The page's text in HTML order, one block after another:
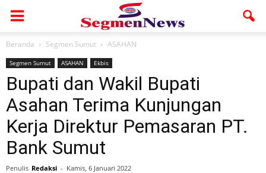
Beranda Segmen Sumut ASAHAN
Segmen Sumut ASAHAN Ekbis
Bupati dan Wakil Bupati
Asahan Terima Kunjungan
Kerja Direktur Pemasaran PT.
Bank Sumut
Penulis Redaksi - Kamis, 6 Januari 2022